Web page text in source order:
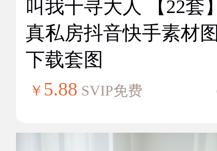
叫我千寻大人 【22套
真私房抖音快手素材
下载套图
￥ 5.88 SVIP免费